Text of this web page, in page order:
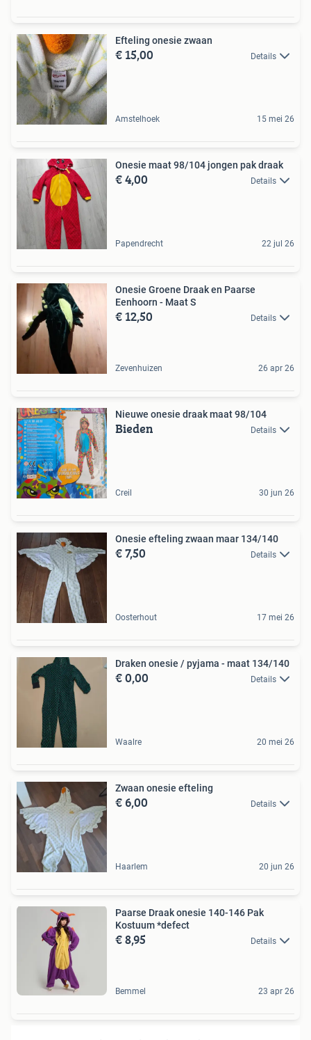
Efteling onesie zwaan
€ 15,00 Details
Amstelhoek 15 mei 26
Onesie maat 98/104 jongen pak draak
€ 4,00 Details
Papendrecht 22 jul 26
Onesie Groene Draak en Paarse
Eenhoorn - Maat S
€ 12,50 Details
Zevenhuizen 26 apr 26
Nieuwe onesie draak maat 98/104
Bieden Details
Creil 30 jun 26
Onesie efteling zwaan maar 134/140
€ 7,50 Details
Oosterhout 17 mei 26
Draken onesie / pyjama - maat 134/140
€ 0,00 Details
Waalre 20 mei 26
Zwaan onesie efteling
€ 6,00 Details
Haarlem 20 jun 26
Paarse Draak onesie 140-146 Pak
Kostuum *defect
€ 8,95 Details
Bemmel 23 apr 26